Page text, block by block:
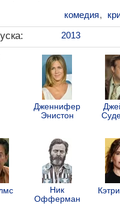
комедия,
2013
Дженнифер
Энистон
Ник
Офферман